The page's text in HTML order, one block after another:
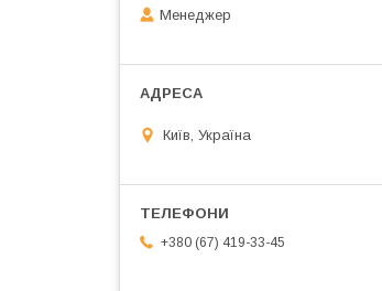
Менеджер
Київ, Україна
+380 (67) 419-33-45